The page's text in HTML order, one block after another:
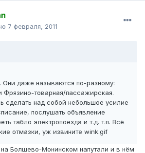
7 февраля, 2011
Они даже называются по-разному:
Фрязино-товарная/пассажирская.
сделать над собой небольшое усилие
послушать объявление
табло электропоезда и т.д. т.п. Всё
отмазки, уж извините wink.gif
Болшево-Монинском напутали и в нём